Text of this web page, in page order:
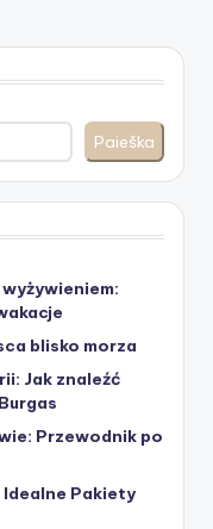
Paieška
blisko morza
Jak znaleźć
Przewodnik po
Pakiety